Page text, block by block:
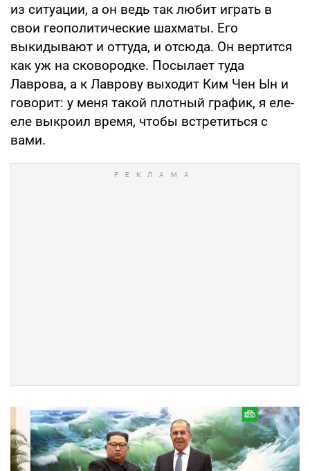
из ситуации, а он ведь так любит играть в
свои геополитические шахматы. Его
выкидывают и оттуда, и отсюда. Он вертится
как уж на сковородке. Посылает туда
Лаврова, а к Лаврову выходит Ким Чен Ын и
говорит: у меня такой плотный график, я еле-
еле выкроил время, чтобы встретиться с
вами.